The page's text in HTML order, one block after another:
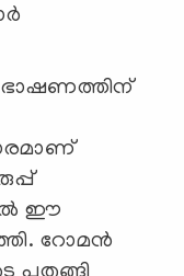
ഈ
റോമന്‍